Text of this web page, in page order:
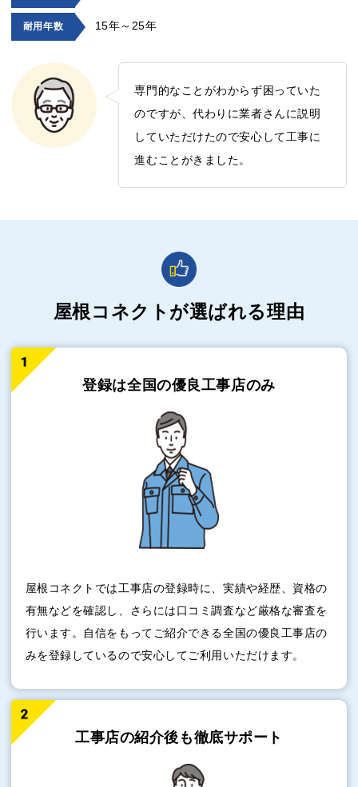
耐用年数 15年～25年
専門的なことがわからず困っていた
のですが、代わりに業者さんに説明
していただけたので安心して工事に
進むことがきました。
屋根コネクトが選ばれる理由
登録は全国の優良工事店のみ
屋根コネクトでは工事店の登録時に、実績や経歴、資格の
有無などを確認し、さらには口コミ調査など厳格な審査を
行います。自信をもってご紹介できる全国の優良工事店の
みを登録しているので安心してご利用いただけます。
工事店の紹介後も徹底サポート